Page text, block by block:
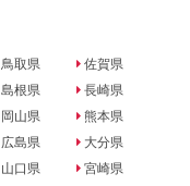
鳥取県
島根県
岡山県
広島県
山口県
佐賀県
長崎県
熊本県
大分県
宮崎県